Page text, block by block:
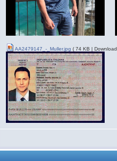
AA2479147_-_Muller.jpg ( 74 KB |